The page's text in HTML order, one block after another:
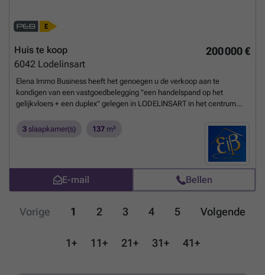
200 000 €
Huis te koop
6042 Lodelinsart
Elena Immo Business heeft het genoegen u de verkoop aan te
kondigen van een vastgoedbelegging "een handelspand op het
gelijkvloers + een duplex" gelegen in LODELINSART in het centrum
3 slaapkamer(s) 137 m²
E-mail Bellen
Vorige 1 2 3 4 5 Volgende
1+ 11+ 21+ 31+ 41+